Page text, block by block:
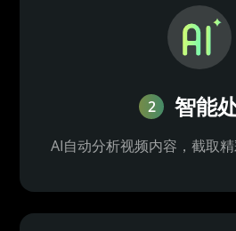
2 智能
AI自动分析视频内容，截取